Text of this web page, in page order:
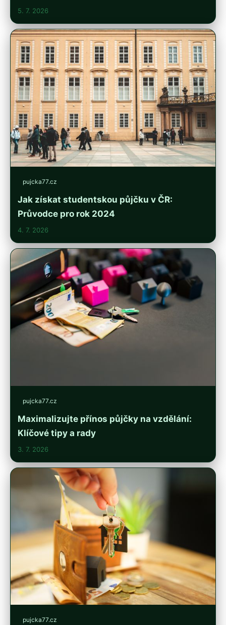
5. 7. 2026
pujcka77.cz
Jak získat studentskou půjčku v ČR:
Průvodce pro rok 2024
4. 7. 2026
pujcka77.cz
Maximalizujte přínos půjčky na vzdělání:
Klíčové tipy a rady
3. 7. 2026
pujcka77.cz